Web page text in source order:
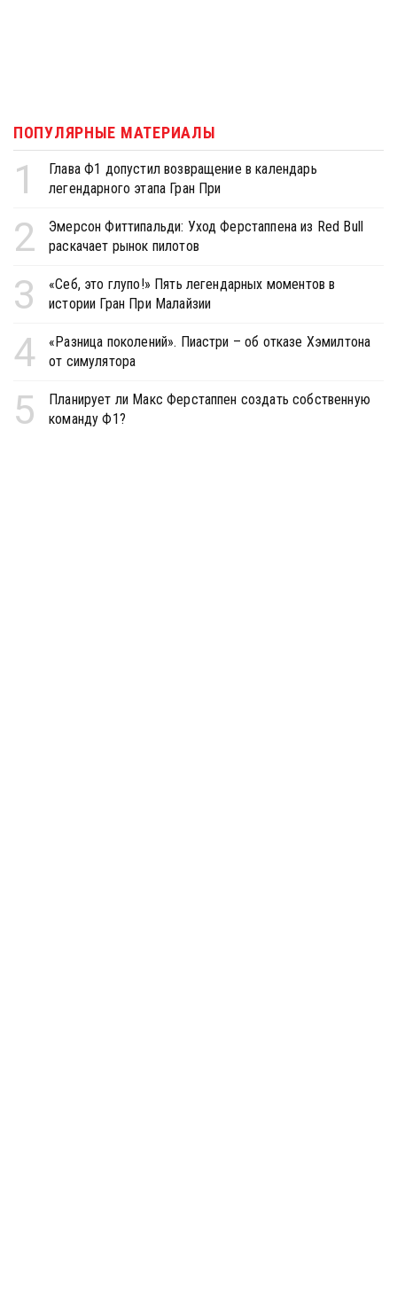
ПОПУЛЯРНЫЕ МАТЕРИАЛЫ
1
Глава Ф1 допустил возвращение в календарь
легендарного этапа Гран При
2
Эмерсон Фиттипальди: Уход Ферстаппена из Red Bull
раскачает рынок пилотов
3
«Себ, это глупо!» Пять легендарных моментов в
истории Гран При Малайзии
4
«Разница поколений». Пиастри – об отказе Хэмилтона
от симулятора
5
Планирует ли Макс Ферстаппен создать собственную
команду Ф1?